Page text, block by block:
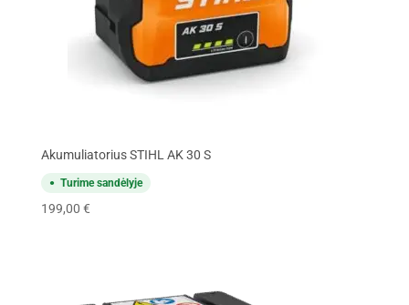
Akumuliatorius STIHL AK 30 S
Turime sandėlyje
199,00 €